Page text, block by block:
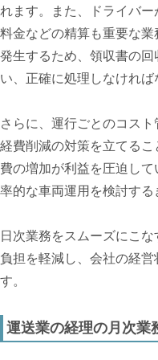
れます。また、ドライバ
料金などの精算も重要な
発生するため、領収書の
い、正確に処理しなければ
さらに、運行ごとのコス
経費削減の対策を立てる
費の増加が利益を圧迫し
率的な車両運用を検討する
日次業務をスムーズにこ
負担を軽減し、会社の経
す。
運送業の経理の月次業